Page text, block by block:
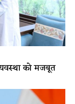
को मजबूत